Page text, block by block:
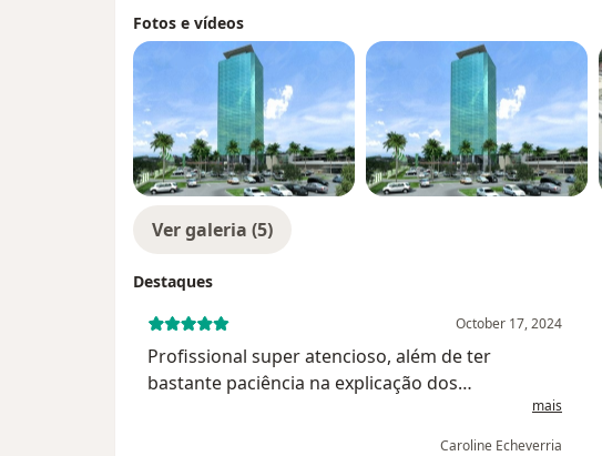
Fotos e vídeos
Ver galeria (5)
Destaques
October 17, 2024
Profissional super atencioso, além de ter
bastante paciência na explicação dos
procedimentos feito com o paciente. Além de ser
mais
Caroline Echeverria